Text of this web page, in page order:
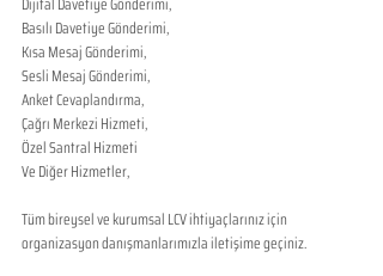
Basılı Davetiye Gönderimi,
Kısa Mesaj Gönderimi,
Sesli Mesaj Gönderimi,
Anket Cevaplandırma,
Çağrı Merkezi Hizmeti,
Özel Santral Hizmeti
Ve Diğer Hizmetler,
​Tüm bireysel ve kurumsal LCV ihtiyaçlarınız için
organizasyon danışmanlarımızla iletişime geçiniz.